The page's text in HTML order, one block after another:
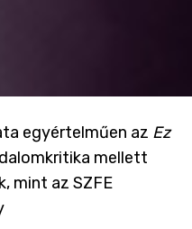
egyértelműen az Ez
mellett
mint az SZFE